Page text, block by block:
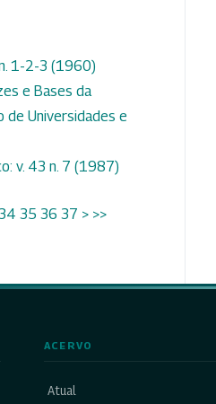
1-2-3 (1960)
e Bases da
de Universidades e
v. 43 n. 7 (1987)
35 36 37 > >>
ACERVO
Atual